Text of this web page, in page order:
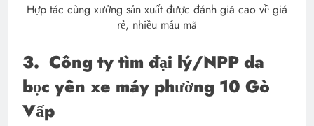
Hợp tác cùng xưởng sản xuất được đánh giá cao về giá
rẻ, nhiều mẫu mã
3. Công ty tìm đại lý/NPP da
bọc yên xe máy phường 10 Gò
Vấp